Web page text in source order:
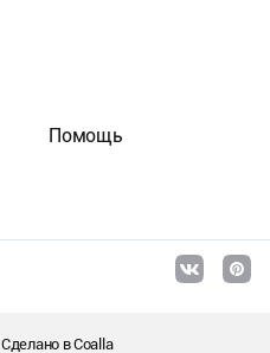
Помощь
Сделано вCoalla